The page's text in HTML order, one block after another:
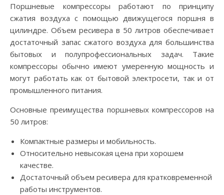
Поршневые компрессоры работают по принципу
сжатия воздуха с помощью движущегося поршня в
цилиндре. Объем ресивера в 50 литров обеспечивает
достаточный запас сжатого воздуха для большинства
бытовых и полупрофессиональных задач. Такие
компрессоры обычно имеют умеренную мощность и
могут работать как от бытовой электросети, так и от
промышленного питания.
Основные преимущества поршневых компрессоров на
50 литров:
Компактные размеры и мобильность.
Относительно невысокая цена при хорошем
качестве.
Достаточный объем ресивера для кратковременной
работы инструментов.